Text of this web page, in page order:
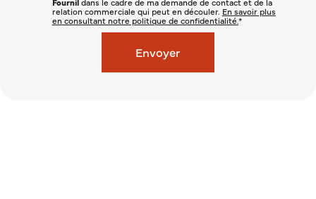
relation commerciale qui peut en découler. En savoir plus
en consultant notre politique de confidentialité.*